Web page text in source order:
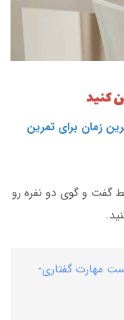
زمان برای تمرین
گفت و گوی دو نفره رو
مهارت گفتاری-